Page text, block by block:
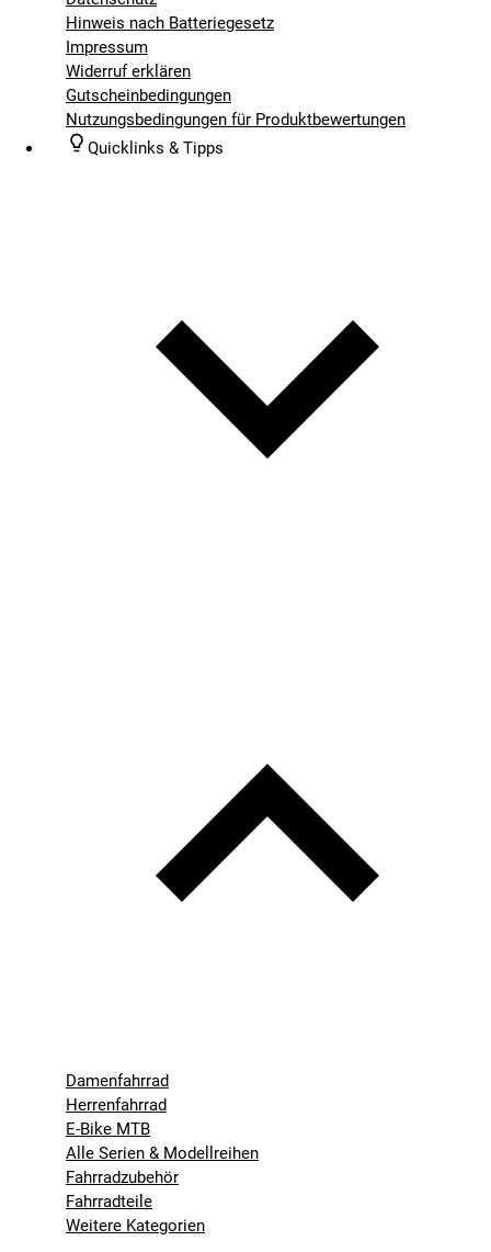
Hinweis nach Batteriegesetz
Impressum
Widerruf erklären
Gutscheinbedingungen
Nutzungsbedingungen für Produktbewertungen
Quicklinks & Tipps
Damenfahrrad
Herrenfahrrad
E-Bike MTB
Alle Serien & Modellreihen
Fahrradzubehör
Fahrradteile
Weitere Kategorien